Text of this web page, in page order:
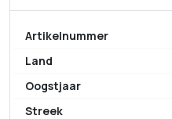
Artikelnummer
Land
Oogstjaar
Streek